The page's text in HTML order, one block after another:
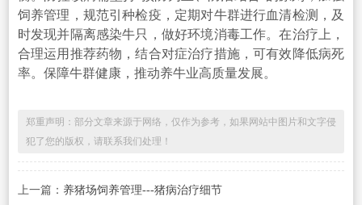
饲养管理，规范引种检疫 ，定期对牛群进行血清检测，及
时发现并隔离感染牛只，做好环境消毒工作。在治疗上，
合理运用推荐药物，结合对症治疗措施，可有效降低病死
率。保障牛群健康，推动养牛业高质量发展。
郑重声明：部分文章来源于网络，仅作为参考，如果网站中图片和文字侵
犯了您的版权，请联系我们处理！
上一篇： 养猪场饲养管理---猪病治疗细节